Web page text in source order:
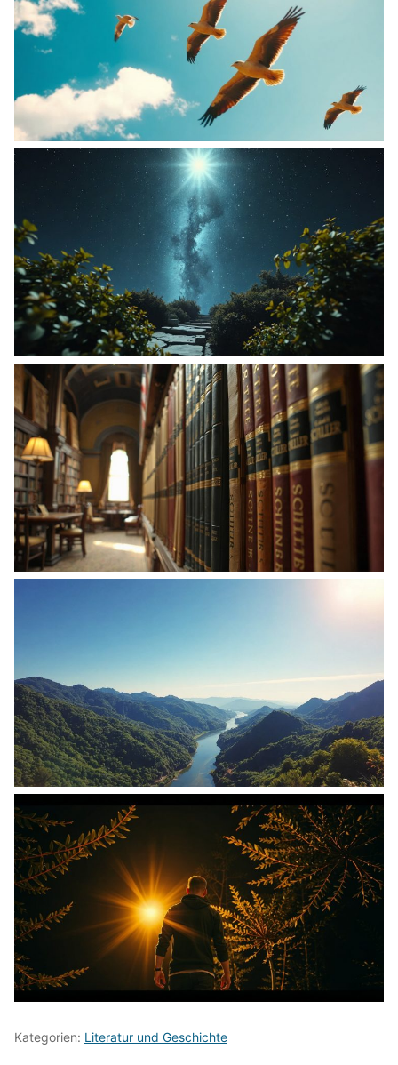
Kategorien: Literatur und Geschichte